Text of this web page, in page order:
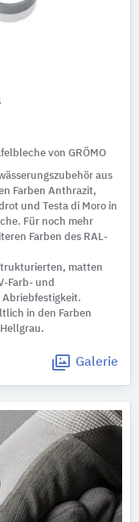
von GRÖMO
aus
Farben Anthrazit,
und Testa di Moro in
Für noch mehr
Farben des RAL-
matten
Farb- und
in den Farben
Galerie